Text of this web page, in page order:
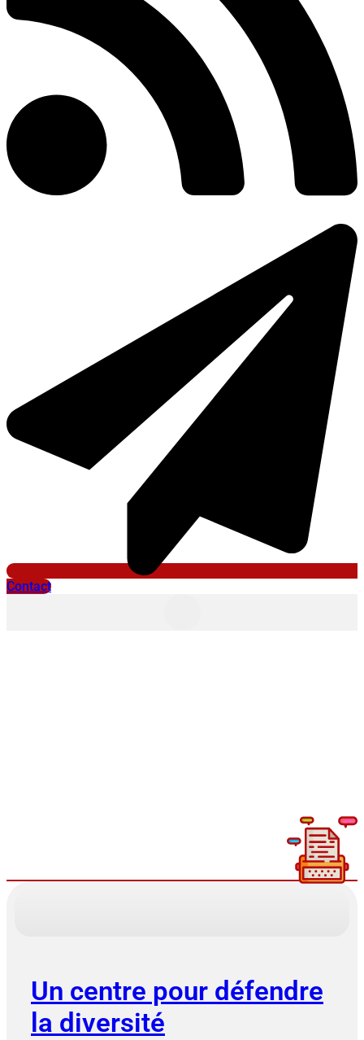
Contact
Un centre pour défendre
la diversité